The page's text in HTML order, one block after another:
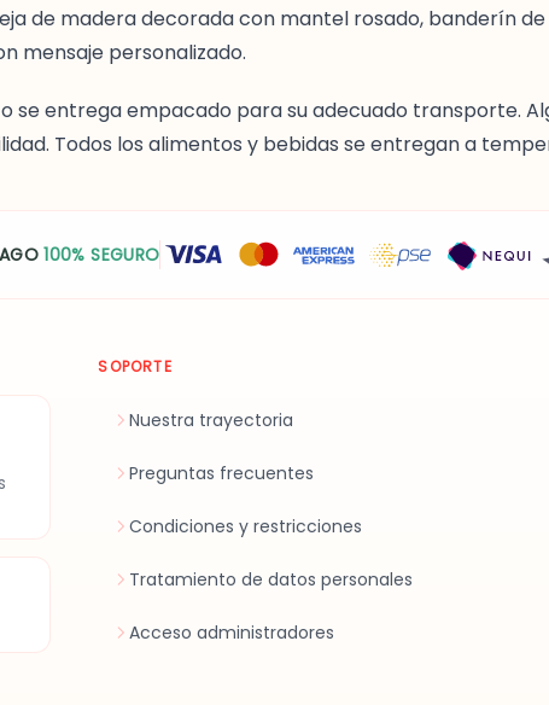
de madera decorada con mantel rosado, banderín
mensaje personalizado.
se entrega empacado para su adecuado transporte.
Todos los alimentos y bebidas se entregan a
100% SEGURO
SOPORTE
Nuestra trayectoria
Preguntas frecuentes
Condiciones y restricciones
Tratamiento de datos personales
Acceso administradores